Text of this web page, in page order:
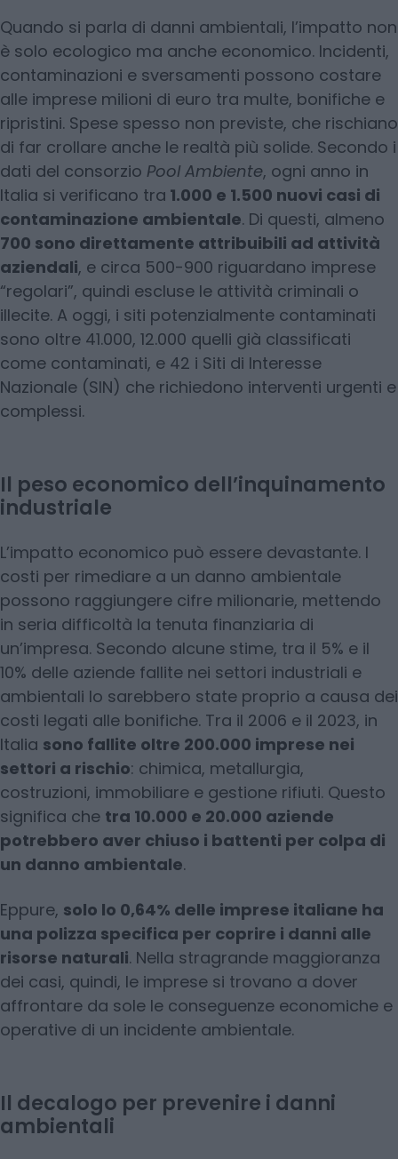
Quando si parla di danni ambientali, l’impatto non
è solo ecologico ma anche economico. Incidenti,
contaminazioni e sversamenti possono costare
alle imprese milioni di euro tra multe, bonifiche e
ripristini. Spese spesso non previste, che rischiano
di far crollare anche le realtà più solide. Secondo i
dati del consorzio Pool Ambiente, ogni anno in
Italia si verificano tra 1.000 e 1.500 nuovi casi di
contaminazione ambientale. Di questi, almeno
700 sono direttamente attribuibili ad attività
aziendali, e circa 500-900 riguardano imprese
“regolari”, quindi escluse le attività criminali o
illecite. A oggi, i siti potenzialmente contaminati
sono oltre 41.000, 12.000 quelli già classificati
come contaminati, e 42 i Siti di Interesse
Nazionale (SIN) che richiedono interventi urgenti e
complessi.
Il peso economico dell’inquinamento
industriale
L’impatto economico può essere devastante. I
costi per rimediare a un danno ambientale
possono raggiungere cifre milionarie, mettendo
in seria difficoltà la tenuta finanziaria di
un’impresa. Secondo alcune stime, tra il 5% e il
10% delle aziende fallite nei settori industriali e
ambientali lo sarebbero state proprio a causa dei
costi legati alle bonifiche. Tra il 2006 e il 2023, in
Italia sono fallite oltre 200.000 imprese nei
settori a rischio: chimica, metallurgia,
costruzioni, immobiliare e gestione rifiuti. Questo
significa che tra 10.000 e 20.000 aziende
potrebbero aver chiuso i battenti per colpa di
un danno ambientale.
Eppure, solo lo 0,64% delle imprese italiane ha
una polizza specifica per coprire i danni alle
risorse naturali. Nella stragrande maggioranza
dei casi, quindi, le imprese si trovano a dover
affrontare da sole le conseguenze economiche e
operative di un incidente ambientale.
Il decalogo per prevenire i danni
ambientali